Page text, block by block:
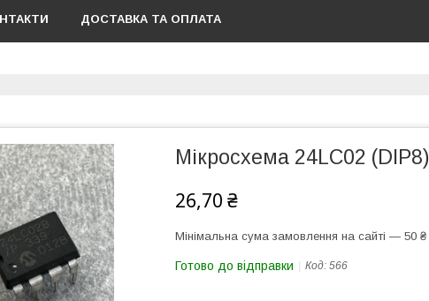
ДОСТАВКА ТА ОПЛАТА
Мікросхема 24LC02 (DIP8)
26,70 ₴
Мінімальна сума замовлення на сайті — 50 ₴
Готово до відправки Код: 566